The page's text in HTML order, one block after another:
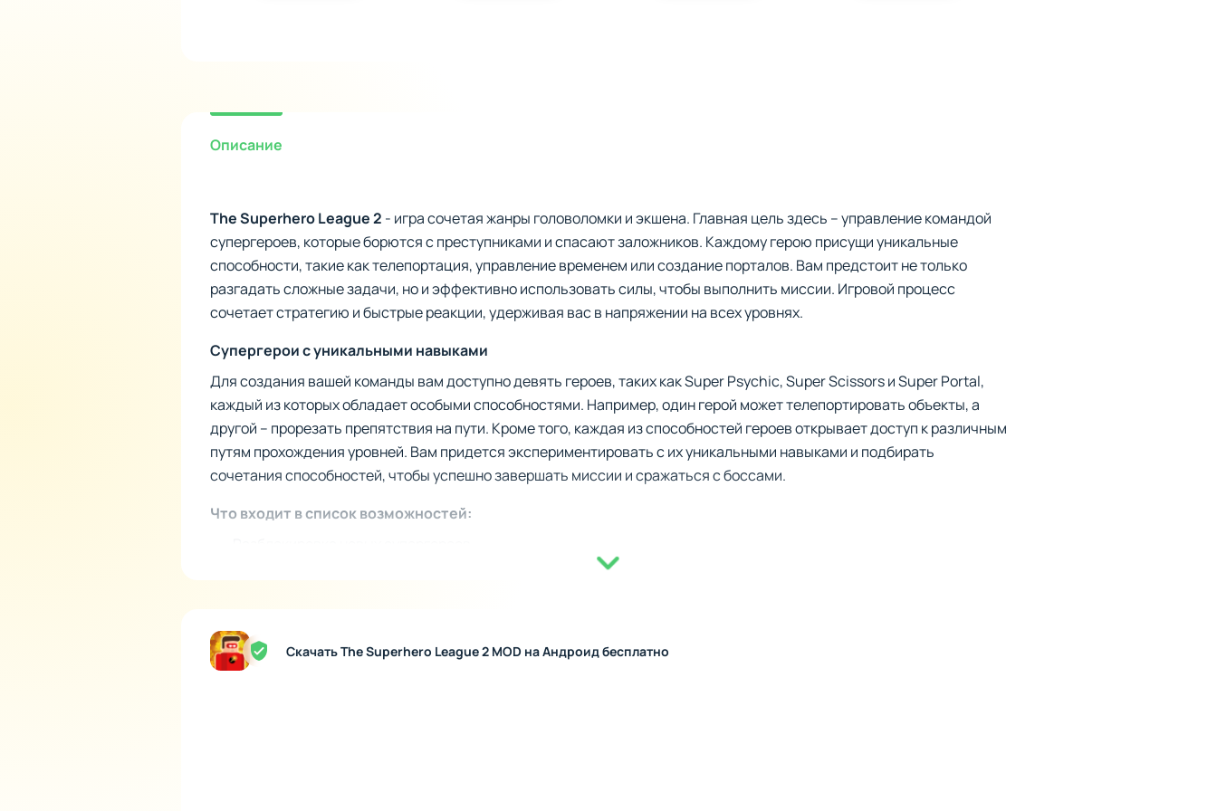
Описание
The Superhero League 2 - игра сочетая жанры головоломки и экшена. Главная цель здесь – управление командой
супергероев, которые борются с преступниками и спасают заложников. Каждому герою присущи уникальные
способности, такие как телепортация, управление временем или создание порталов. Вам предстоит не только
разгадать сложные задачи, но и эффективно использовать силы, чтобы выполнить миссии. Игровой процесс
сочетает стратегию и быстрые реакции, удерживая вас в напряжении на всех уровнях.
Супергерои с уникальными навыками
Для создания вашей команды вам доступно девять героев, таких как Super Psychic, Super Scissors и Super Portal,
каждый из которых обладает особыми способностями. Например, один герой может телепортировать объекты, а
другой – прорезать препятствия на пути. Кроме того, каждая из способностей героев открывает доступ к различным
путям прохождения уровней. Вам придется экспериментировать с их уникальными навыками и подбирать
сочетания способностей, чтобы успешно завершать миссии и сражаться с боссами.
Что входит в список возможностей:
Сюжет игры развивается через интерактивные комиксы, которые раскрывают предысторию каждого героя и цель
Скачать The Superhero League 2 MOD на Андроид бесплатно